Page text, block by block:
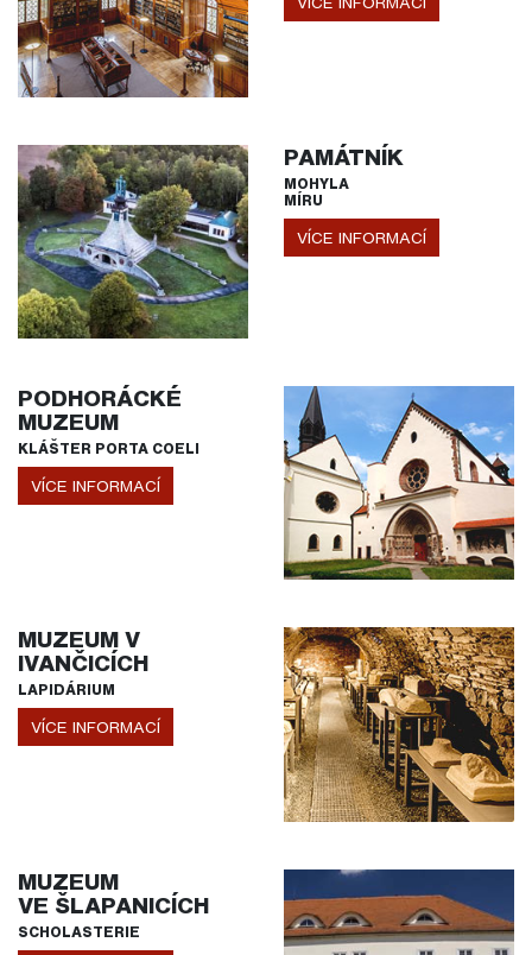
PAMÁTNÍK
MOHYLA
MÍRU
VÍCE INFORMACÍ
PODHORÁCKÉ
MUZEUM
KLÁŠTER PORTA COELI
VÍCE INFORMACÍ
MUZEUM V
IVANČICÍCH
LAPIDÁRIUM
VÍCE INFORMACÍ
MUZEUM
VE ŠLAPANICÍCH
SCHOLASTERIE